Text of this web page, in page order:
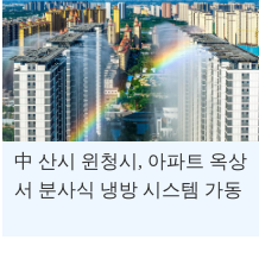
中 산시 윈청시, 아파트 옥상
서 분사식 냉방 시스템 가동